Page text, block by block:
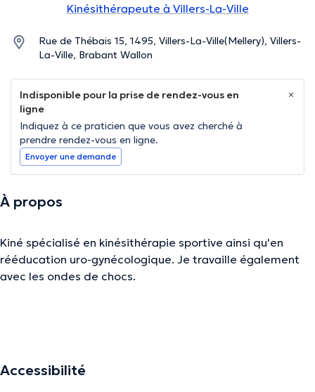
Kinésithérapeute à Villers-La-Ville
Rue de Thébais 15, 1495, Villers-La-Ville(Mellery), Villers-
La-Ville, Brabant Wallon
Indisponible pour la prise de rendez-vous en
ligne
Indiquez à ce praticien que vous avez cherché à
prendre rendez-vous en ligne.
Envoyer une demande
À propos
Kiné spécialisé en kinésithérapie sportive ainsi qu'en
rééducation uro-gynécologique. Je travaille également
avec les ondes de chocs.
Accessibilité